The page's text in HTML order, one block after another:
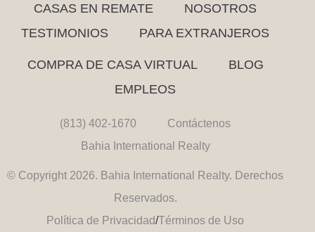
CASAS EN REMATE
NOSOTROS
TESTIMONIOS
PARA EXTRANJEROS
COMPRA DE CASA VIRTUAL
BLOG
EMPLEOS
(813) 402-1670
Contáctenos
Bahia International Realty
© Copyright 2026. Bahia International Realty. Derechos
Reservados.
Política de Privacidad/Términos de Uso